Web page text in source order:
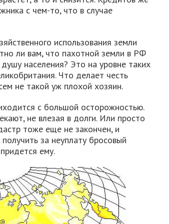
с чем-то, что в случае
использования земли
ли вам, что пахотной земли в РФ
населения? Это на уровне таких
Что делает честь
не такой уж плохой хозяин.
с большой осторожностью.
не влезая в долги. Или просто
тоже еще не закончен, и
за неуплату бросовый
ему.